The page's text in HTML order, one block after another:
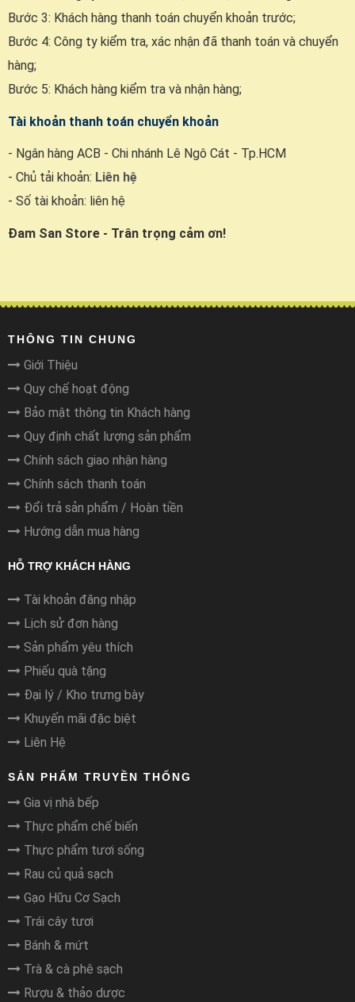
Bước 3: Khách hàng thanh toán chuyển khoản trước;
Bước 4: Công ty kiểm tra, xác nhận đã thanh toán và chuyển
hàng;
Bước 5: Khách hàng kiểm tra và nhận hàng;
Tài khoản thanh toán chuyển khoản
- Ngân hàng ACB - Chi nhánh Lê Ngô Cát - Tp.HCM
- Chủ tải khoản: Liên hệ
- Số tài khoản: liên hệ
Đam San Store - Trân trọng cảm ơn!
THÔNG TIN CHUNG
Giới Thiệu
Quy chế hoạt động
Bảo mật thông tin Khách hàng
Quy định chất lượng sản phẩm
Chính sách giao nhận hàng
Chính sách thanh toán
Đổi trả sản phẩm / Hoàn tiền
Hướng dẫn mua hàng
HỖ TRỢ KHÁCH HÀNG
Tài khoản đăng nhập
Lịch sử đơn hàng
Sản phẩm yêu thích
Phiếu quà tặng
Đại lý / Kho trưng bày
Khuyến mãi đặc biệt
Liên Hệ
SẢN PHẨM TRUYỀN THỐNG
Gia vị nhà bếp
Thực phẩm chế biến
Thực phẩm tươi sống
Rau củ quả sạch
Gạo Hữu Cơ Sạch
Trái cây tươi
Bánh & mứt
Trà & cà phê sạch
Rượu & thảo dược